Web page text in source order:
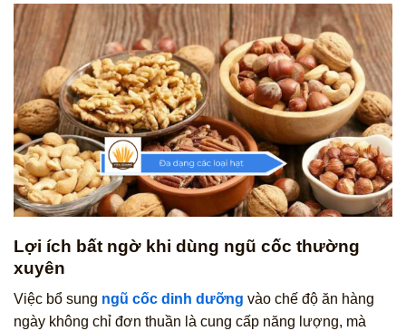
Lợi ích bất ngờ khi dùng ngũ cốc thường
xuyên
Việc bổ sung ngũ cốc dinh dưỡng vào chế độ ăn hàng
ngày không chỉ đơn thuần là cung cấp năng lượng, mà